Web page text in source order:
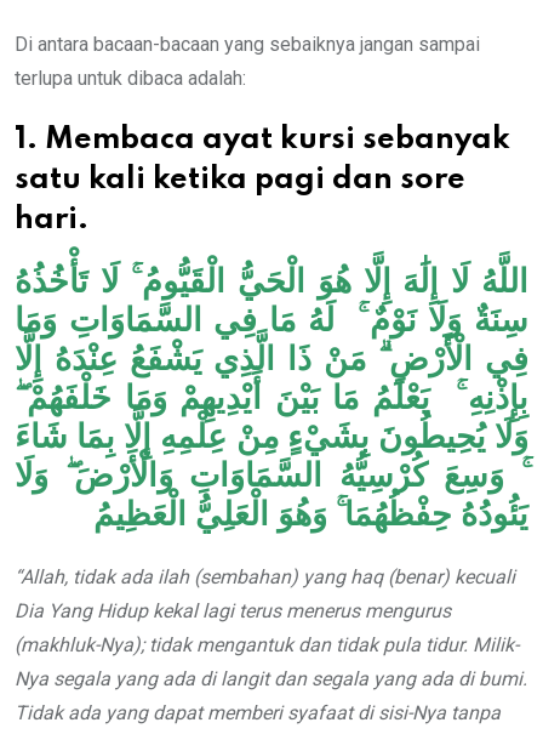
Di antara bacaan-bacaan yang sebaiknya jangan sampai
terlupa untuk dibaca adalah:
1. Membaca ayat kursi sebanyak
satu kali ketika pagi dan sore
hari.
اللَّهُ لَا إِلَٰهَ إِلَّا هُوَ الْحَيُّ الْقَيُّومُ ۚ لَا تَأْخُذُهُ
سِنَةٌ وَلَا نَوْمٌ ۚ لَهُ مَا فِي السَّمَاوَاتِ وَمَا
فِي الْأَرْضِ ۗ مَنْ ذَا الَّذِي يَشْفَعُ عِنْدَهُ إِلَّا
بِإِذْنِهِ ۚ يَعْلَمُ مَا بَيْنَ أَيْدِيهِمْ وَمَا خَلْفَهُمْ ۖ
وَلَا يُحِيطُونَ بِشَيْءٍ مِنْ عِلْمِهِ إِلَّا بِمَا شَاءَ
ۚ وَسِعَ كُرْسِيُّهُ السَّمَاوَاتِ وَالْأَرْضَ ۖ وَلَا
يَئُودُهُ حِفْظُهُمَا ۚ وَهُوَ الْعَلِيُّ الْعَظِيمُ
“Allah, tidak ada ilah (sembahan) yang haq (benar) kecuali
Dia Yang Hidup kekal lagi terus menerus mengurus
(makhluk-Nya); tidak mengantuk dan tidak pula tidur. Milik-
Nya segala yang ada di langit dan segala yang ada di bumi.
Tidak ada yang dapat memberi syafaat di sisi-Nya tanpa